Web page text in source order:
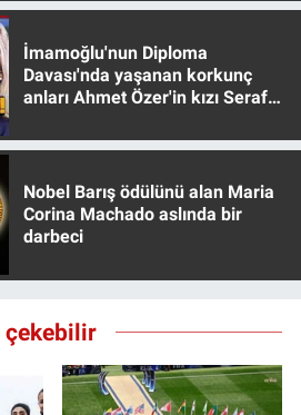
İmamoğlu'nun Diploma
Davası'nda yaşanan korkunç
anları Ahmet Özer'in kızı Seraf
Nobel Barış ödülünü alan Maria
Corina Machado aslında bir
darbeci
çekebilir